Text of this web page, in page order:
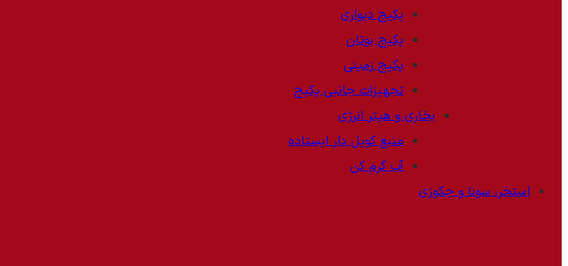
پکیج دیواری
پکیج بوتان
پکیج زمینی
تجهیزات جانبی پکیج
بخاری و هیتر انرژی
منبع کویل دار ایستاده
آب گرم کن
استخر، سونا و جکوزی